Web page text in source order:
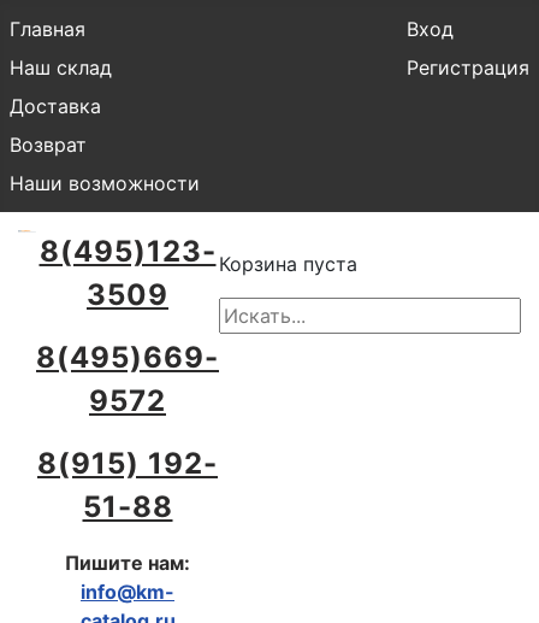
Главная
Наш склад
Доставка
Возврат
Наши возможности
Вход
Регистрация
8(495)123-
3509
8(495)669-
9572
8(915) 192-
51-88
Пишите нам:
info@km-
Корзина пуста